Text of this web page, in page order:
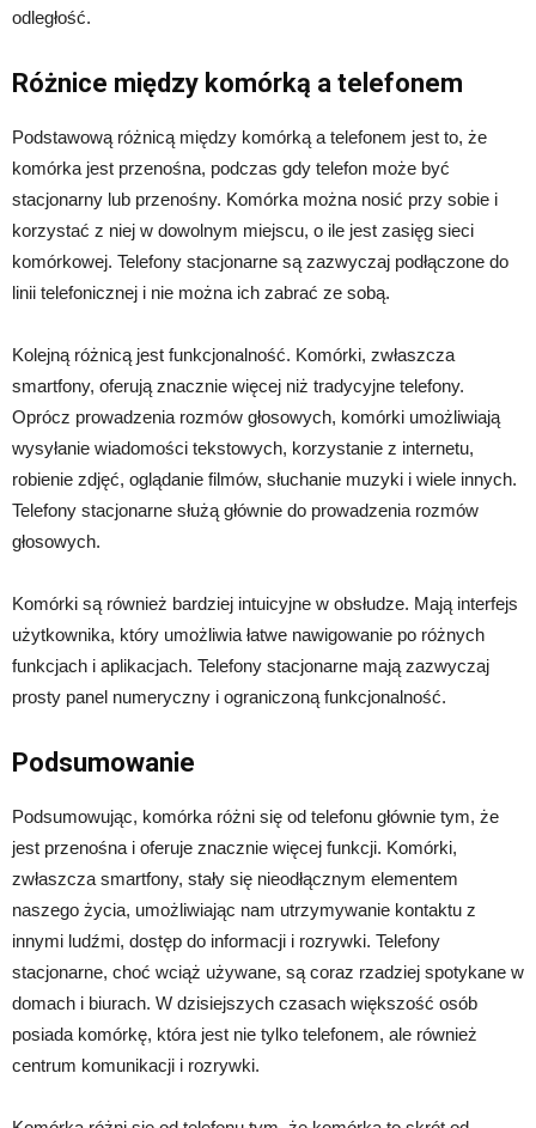
odległość.
Różnice między komórką a telefonem
Podstawową różnicą między komórką a telefonem jest to, że
komórka jest przenośna, podczas gdy telefon może być
stacjonarny lub przenośny. Komórka można nosić przy sobie i
korzystać z niej w dowolnym miejscu, o ile jest zasięg sieci
komórkowej. Telefony stacjonarne są zazwyczaj podłączone do
linii telefonicznej i nie można ich zabrać ze sobą.
Kolejną różnicą jest funkcjonalność. Komórki, zwłaszcza
smartfony, oferują znacznie więcej niż tradycyjne telefony.
Oprócz prowadzenia rozmów głosowych, komórki umożliwiają
wysyłanie wiadomości tekstowych, korzystanie z internetu,
robienie zdjęć, oglądanie filmów, słuchanie muzyki i wiele innych.
Telefony stacjonarne służą głównie do prowadzenia rozmów
głosowych.
Komórki są również bardziej intuicyjne w obsłudze. Mają interfejs
użytkownika, który umożliwia łatwe nawigowanie po różnych
funkcjach i aplikacjach. Telefony stacjonarne mają zazwyczaj
prosty panel numeryczny i ograniczoną funkcjonalność.
Podsumowanie
Podsumowując, komórka różni się od telefonu głównie tym, że
jest przenośna i oferuje znacznie więcej funkcji. Komórki,
zwłaszcza smartfony, stały się nieodłącznym elementem
naszego życia, umożliwiając nam utrzymywanie kontaktu z
innymi ludźmi, dostęp do informacji i rozrywki. Telefony
stacjonarne, choć wciąż używane, są coraz rzadziej spotykane w
domach i biurach. W dzisiejszych czasach większość osób
posiada komórkę, która jest nie tylko telefonem, ale również
centrum komunikacji i rozrywki.